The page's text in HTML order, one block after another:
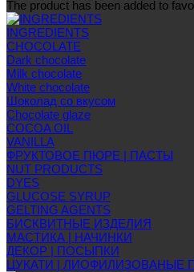
The product has been added to
INGREDIENTS
CHOCOLATE
Dark chocolate
Milk chocolate
White chocolate
Шоколад со вкусом
Chocolate glaze
COCOA OIL
VANILLA
ФРУКТОВОЕ ПЮРЕ | ПАСТЫ
NUT PRODUCTS
DYES
GLUCOSE SYRUP
GELTING AGENTS
БИСКВИТНЫЕ ИЗДЕЛИЯ
МАСТИКА | НАЧИНКИ
ДЕКОР | ПОСЫПКИ
ЦУКАТИ | ЛИОФИЛИЗОВАНЫЕ